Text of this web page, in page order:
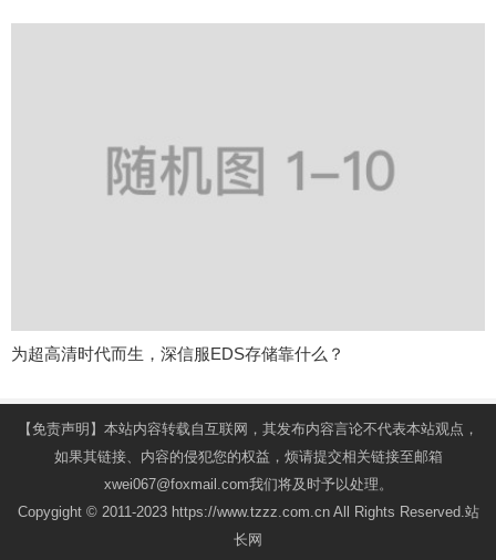
为超高清时代而生，深信服EDS存储靠什么？
【免责声明】本站内容转载自互联网，其发布内容言论不代表本站观点，
如果其链接、内容的侵犯您的权益，烦请提交相关链接至邮箱
xwei067@foxmail.com我们将及时予以处理。
Copygight © 2011-2023 https://www.tzzz.com.cn All Rights Reserved.站
长网